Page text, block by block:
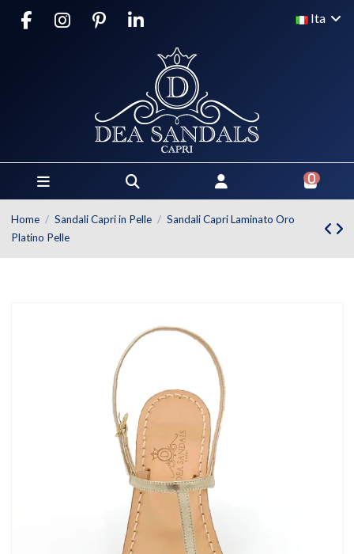
Ita
0
Home Sandali Capri in Pelle
Sandali Capri Laminato Oro
Platino Pelle